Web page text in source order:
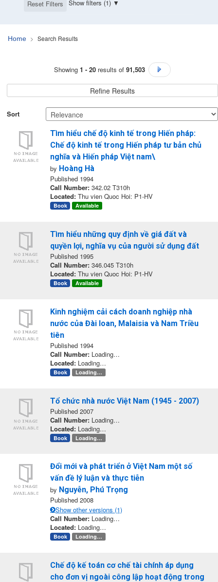
Reset Filters Show filters (1)
Home Search Results
Search Results
Showing 1 - 20 results of 91,503 Go to Next Page
Refine Results
Sort
Tìm hiểu chế độ kinh tế trong Hiến pháp:
Chế độ kinh tế trong Hiến pháp tư bản chủ
nghĩa và Hiến pháp Việt nam\
by Hoàng Hà
Published 1994
Call Number: 342.02 T310h
Located: Thu vien Quoc Hoi: P1-HV
Book Available
Tìm hiểu những quy định về giá đất và
quyền lợi, nghĩa vụ của người sử dụng đất
Published 1995
Call Number: 346.045 T310h
Located: Thu vien Quoc Hoi: P1-HV
Book Available
Kinh nghiệm cải cách doanh nghiệp nhà
nước của Đài loan, Malaisia và Nam Triều
tiên
Published 1994
Call Number: Loading…
Located: Loading…
Book Loading…
Tổ chức nhà nước Việt Nam (1945 - 2007)
Published 2007
Call Number: Loading…
Located: Loading…
Book Loading…
Đổi mới và phát triển ở Việt Nam một số
vấn đề lý luận và thực tiễn
by Nguyễn, Phú Trọng
Published 2008
Show other versions (1)
Call Number: Loading…
Located: Loading…
Book Loading…
Chế độ kế toán cơ chế tài chính áp dụng
cho đơn vị ngoài công lập hoạt động trong